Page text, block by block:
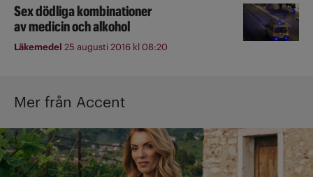
Sex dödliga kombinationer
av medicin och alkohol
Läkemedel 25 augusti 2016 kl 08:20
Mer från Accent